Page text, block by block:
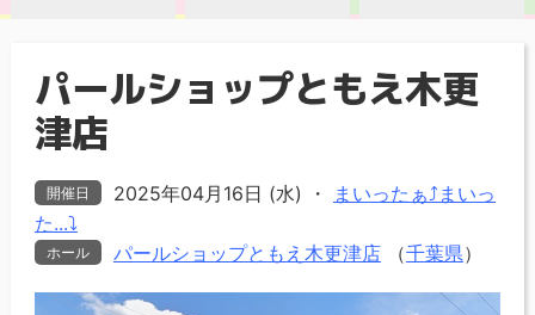
パールショップともえ木更
津店
開催日 2025年04月16日 (水) ・
まいったぁ⤴まいっ
た...⤵
ホール パールショップともえ木更津店（千葉県）